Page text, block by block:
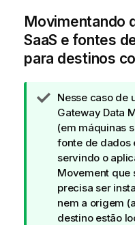
Movimentando
SaaS e fontes
para destinos
N
o
t
a
d
e
d
i
c
Nesse caso de
Gateway Data
(em máquinas
fonte de dados
servindo o
Movement que
precisa ser
nem a origem
destino estão